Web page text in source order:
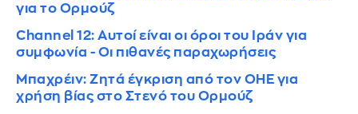
για το Ορμούζ
Channel 12: Αυτοί είναι οι όροι του Ιράν για
συμφωνία - Οι πιθανές παραχωρήσεις
Μπαχρέιν: Ζητά έγκριση από τον ΟΗΕ για
χρήση βίας στο Στενό του Ορμούζ